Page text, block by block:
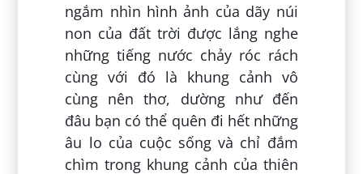
ngắm nhìn hình ảnh của dãy núi
non của đất trời được lắng nghe
những tiếng nước chảy róc rách
cùng với đó là khung cảnh vô
cùng nên thơ, dường như đến
đâu bạn có thể quên đi hết những
âu lo của cuộc sống và chỉ đắm
chìm trong khung cảnh của thiên